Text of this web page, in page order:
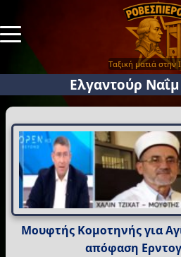
Ταξική ματιά στην
Ελγαντούρ Ναΐμ
Μουφτής Κομοτηνής για
απόφαση